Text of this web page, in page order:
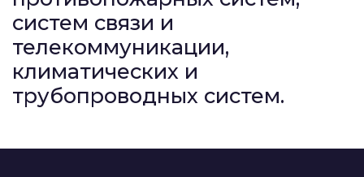
систем связи и
телекоммуникации,
климатических и
трубопроводных систем.